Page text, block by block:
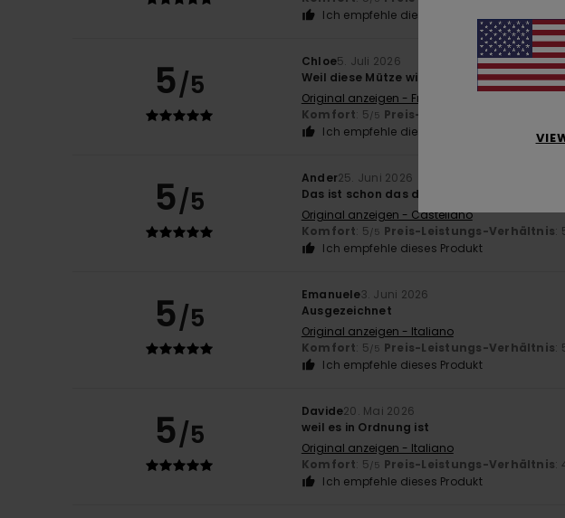
Ich empfehle dieses Produkt
5/5
Chloe5. Juli 2026
Weil diese Mütze wirklich toll ist
Original anzeigen - Français
Komfort: 5/5 Preis-Leistungs-Verhältnis
Ich empfehle dieses Produkt
5/5
Ander25. Juni 2026
Das ist schon das dritte Mal, dass ich
Original anzeigen - Castellano
Komfort: 5/5 Preis-Leistungs-Verhältnis:
Ich empfehle dieses Produkt
5/5
Emanuele3. Juni 2026
Ausgezeichnet
Original anzeigen - Italiano
Komfort: 5/5 Preis-Leistungs-Verhältnis:
Ich empfehle dieses Produkt
5/5
Davide20. Mai 2026
weil es in Ordnung ist
Original anzeigen - Italiano
Komfort: 5/5 Preis-Leistungs-Verhältnis:
Ich empfehle dieses Produkt